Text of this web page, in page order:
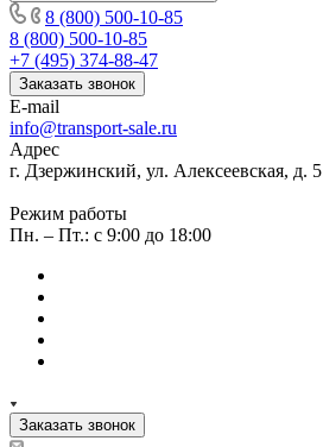
8 (800) 500-10-85
8 (800) 500-10-85
+7 (495) 374-88-47
Заказать звонок
E-mail
info@transport-sale.ru
Адрес
г. Дзержинский, ул. Алексеевская, д. 5
Режим работы
Пн. – Пт.: с 9:00 до 18:00
Заказать звонок